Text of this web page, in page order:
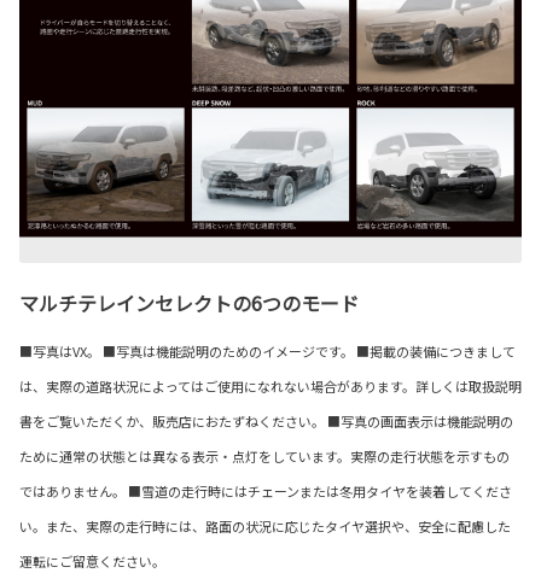
マルチテレインセレクトの6つのモード
■写真はVX。 ■写真は機能説明のためのイメージです。 ■掲載の装備につきまして
は、実際の道路状況によってはご使用になれない場合があります。詳しくは取扱説明
書をご覧いただくか、販売店におたずねください。 ■写真の画面表示は機能説明の
ために通常の状態とは異なる表示・点灯をしています。実際の走行状態を示すもの
ではありません。 ■雪道の走行時にはチェーンまたは冬用タイヤを装着してくださ
い。また、実際の走行時には、路面の状況に応じたタイヤ選択や、安全に配慮した
運転にご留意ください。